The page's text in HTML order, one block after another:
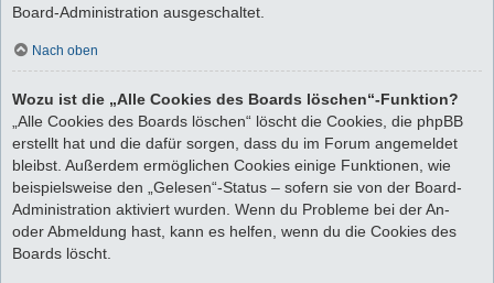
Board-Administration ausgeschaltet.
Nach oben
Wozu ist die „Alle Cookies des Boards löschen“-Funktion?
„Alle Cookies des Boards löschen“ löscht die Cookies, die phpBB
erstellt hat und die dafür sorgen, dass du im Forum angemeldet
bleibst. Außerdem ermöglichen Cookies einige Funktionen, wie
beispielsweise den „Gelesen“-Status – sofern sie von der Board-
Administration aktiviert wurden. Wenn du Probleme bei der An-
oder Abmeldung hast, kann es helfen, wenn du die Cookies des
Boards löscht.